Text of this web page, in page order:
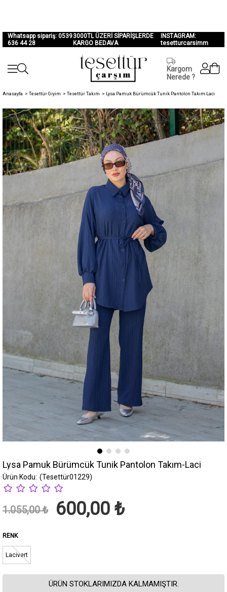
Whatsapp sipariş: 0539
636 44 28
3000TL ÜZERİ SİPARİŞLERDE
KARGO BEDAVA
INSTAGRAM:
tesetturcarsimm
Kargom
Nerede ?
Anasayfa > Tesettür Giyim > Tesettür Takım > Lysa Pamuk Bürümcük Tunik Pantolon Takım-Laci
Lysa Pamuk Bürümcük Tunik Pantolon Takım-Laci
(Tesettür01229)
1.055,00 ₺ 600,00 ₺
RENK
Lacivert
ÜRÜN STOKLARIMIZDA KALMAMIŞTIR.